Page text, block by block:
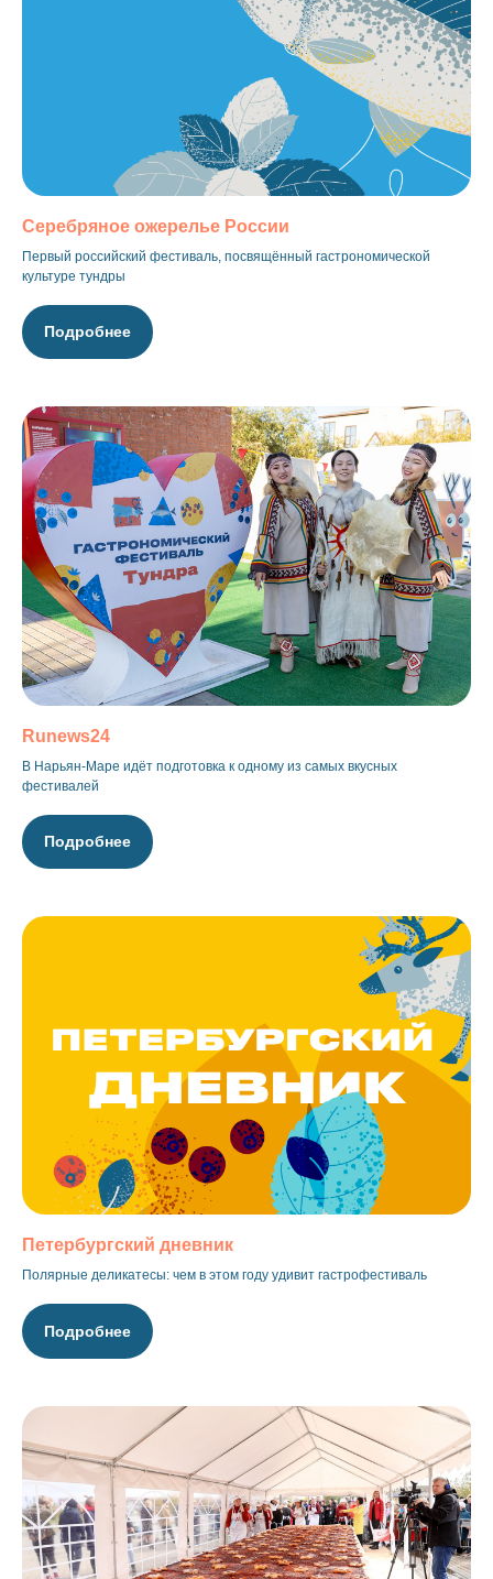
Серебряное ожерелье России
Первый российский фестиваль, посвящённый гастрономической
культуре тундры
Подробнее
Runews24
В Нарьян-Маре идёт подготовка к одному из самых вкусных
фестивалей
Подробнее
Петербургский дневник
Полярные деликатесы: чем в этом году удивит гастрофестиваль
Подробнее